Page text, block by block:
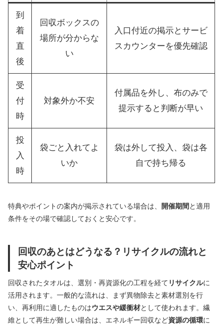
到
着
直
後
回収ボックスの
場所が分からな
い
入口付近の掲示とサービ
スカウンターを優先確認
受
付
時
対象外か不安
付属品を外し、布のみで
提示すると判断が早い
投
入
時
袋ごと入れてよ
いか
袋は外して投入、袋は各
自で持ち帰る
特典やポイントの案内が掲示されている場合は、 開催期間 と適用
条件をその場で確認しておくと安心です。
回収のあとはどうなる？リサイクルの流れと
安心ポイント
回収されたタオルは、選別・再資源化の工程を経て リサイクルに
活用されます。一般的な流れは、まず異物除去と素材選別を行
い、再利用に適したものはウエスや緩衝材として使われます。繊
維として再生が難しい場合は、エネルギー回収など資源の循環に